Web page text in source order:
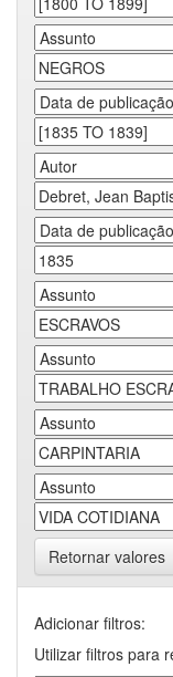
Retornar valores
Adicionar filtros:
Utilizar filtros para